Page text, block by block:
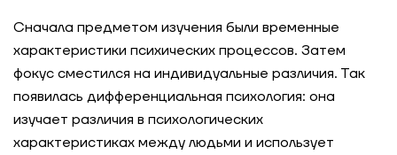
Сначала предметом изучения были временные
характеристики психических процессов. Затем
фокус сместился на индивидуальные различия. Так
появилась дифференциальная психология: она
изучает различия в психологических
характеристиках между людьми и использует